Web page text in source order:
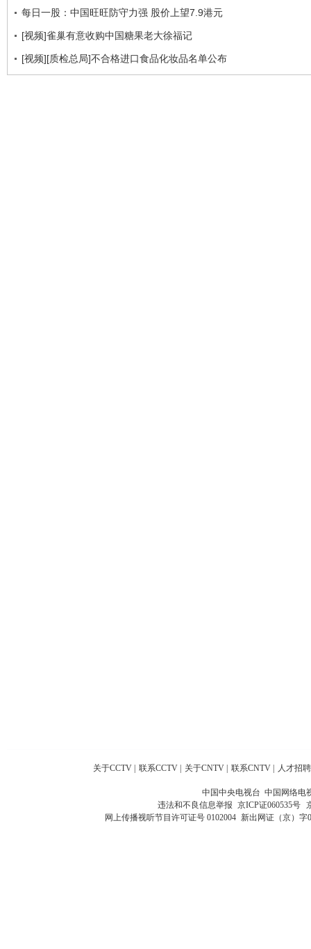
每日一股：中国旺旺防守力强 股价上望7.9港元
[视频]雀巢有意收购中国糖果老大徐福记
[视频][质检总局]不合格进口食品化妆品名单公布
关于CCTV 联系CCTV 关于CNTV 联系CNTV 人才招聘
中国中央电视台 中国网络电
违法和不良信息举报 京ICP证060535号
网上传播视听节目许可证号 0102004 新出网证（京）